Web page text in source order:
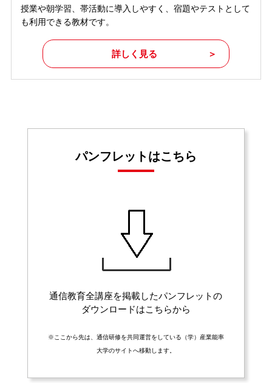
授業や朝学習、帯活動に導入しやすく、宿題やテストとして
も利用できる教材です。
詳しく見る
パンフレットはこちら
通信教育全講座を掲載したパンフレットの
ダウンロードはこちらから
※ここから先は、通信研修を共同運営をしている（学）産業能率
大学のサイトへ移動します。